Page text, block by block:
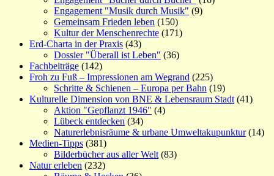
Engagement "Musik durch Musik" (9)
Gemeinsam Frieden leben (150)
Kultur der Menschenrechte (171)
Erd-Charta in der Praxis (43)
Dossier "Überall ist Leben" (36)
Fachbeiträge (142)
Froh zu Fuß – Impressionen am Wegrand (225)
Schritte & Schienen – Europa per Bahn (19)
Kulturelle Dimension von BNE & Lebensraum Stadt (41)
Aktion "Gepflanzt 1946" (4)
Lübeck entdecken (34)
Naturerlebnisräume & urbane Umweltakupunktur(14)
Medien-Tipps (381)
Bilderbücher aus aller Welt (83)
Natur erleben (232)